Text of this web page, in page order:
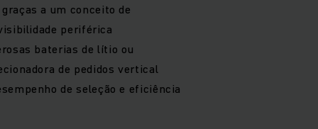
a um conceito de
periférica
baterias de lítio ou
de pedidos vertical
de seleção e eficiência